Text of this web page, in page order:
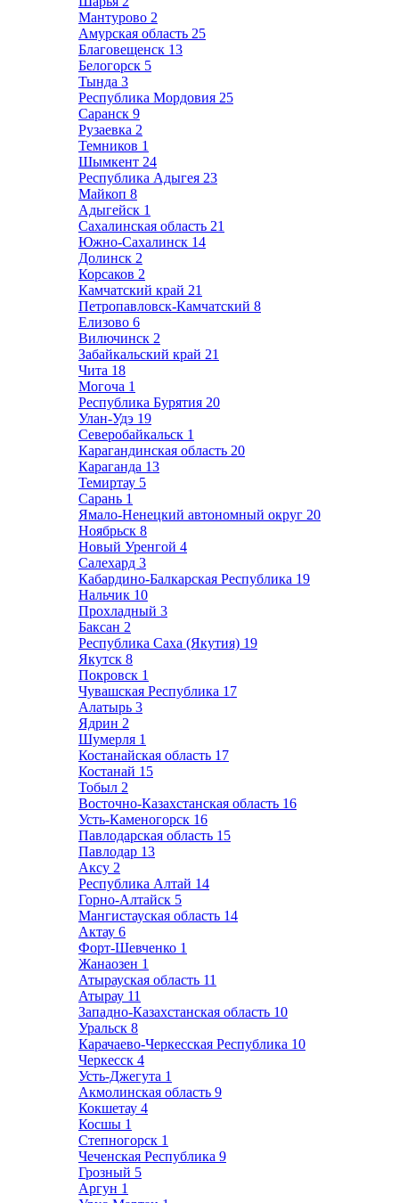
Мантурово 2
Амурская область 25
Благовещенск 13
Белогорск 5
Тында 3
Республика Мордовия 25
Саранск 9
Рузаевка 2
Темников 1
Шымкент 24
Республика Адыгея 23
Майкоп 8
Адыгейск 1
Сахалинская область 21
Южно-Сахалинск 14
Долинск 2
Корсаков 2
Камчатский край 21
Петропавловск-Камчатский 8
Елизово 6
Вилючинск 2
Забайкальский край 21
Чита 18
Могоча 1
Республика Бурятия 20
Улан-Удэ 19
Северобайкальск 1
Карагандинская область 20
Караганда 13
Темиртау 5
Сарань 1
Ямало-Ненецкий автономный округ 20
Ноябрьск 8
Новый Уренгой 4
Салехард 3
Кабардино-Балкарская Республика 19
Нальчик 10
Прохладный 3
Баксан 2
Республика Саха (Якутия) 19
Якутск 8
Покровск 1
Чувашская Республика 17
Алатырь 3
Ядрин 2
Шумерля 1
Костанайская область 17
Костанай 15
Тобыл 2
Восточно-Казахстанская область 16
Усть-Каменогорск 16
Павлодарская область 15
Павлодар 13
Аксу 2
Республика Алтай 14
Горно-Алтайск 5
Мангистауская область 14
Актау 6
Форт-Шевченко 1
Жанаозен 1
Атырауская область 11
Атырау 11
Западно-Казахстанская область 10
Уральск 8
Карачаево-Черкесская Республика 10
Черкесск 4
Усть-Джегута 1
Акмолинская область 9
Кокшетау 4
Косшы 1
Степногорск 1
Чеченская Республика 9
Грозный 5
Аргун 1